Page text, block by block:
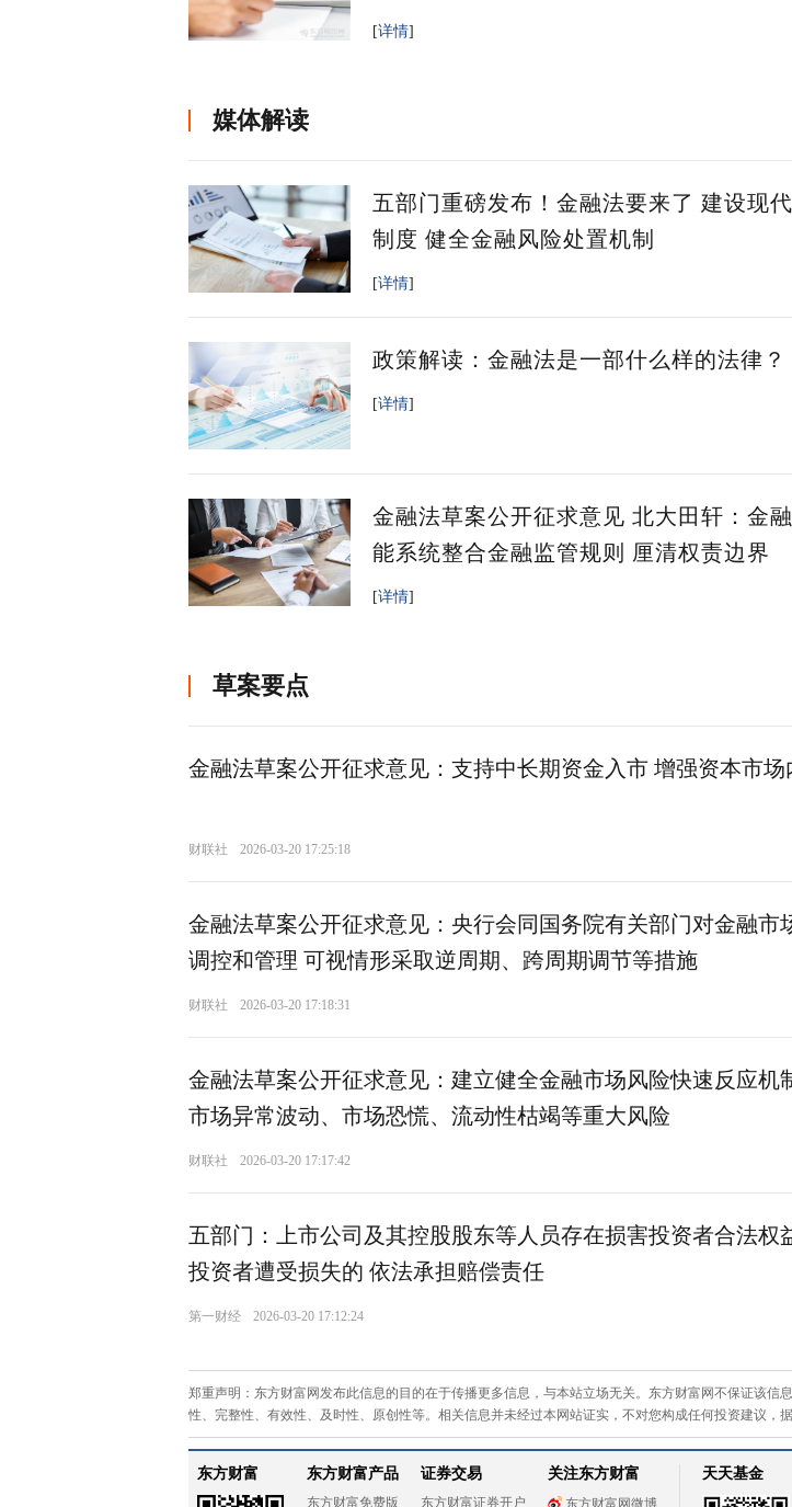
[详情]
媒体解读
五部门重磅发布！金融法要来了 建设现
制度 健全金融风险处置机制
[详情]
政策解读：金融法是一部什么样的法律？
[详情]
金融法草案公开征求意见 北大田轩：金
能系统整合金融监管规则 厘清权责边界
[详情]
草案要点
金融法草案公开征求意见：支持中长期资金入市 增强资本市场
财联社 2026-03-20 17:25:18
金融法草案公开征求意见：央行会同国务院有关部门对金融市
调控和管理 可视情形采取逆周期、跨周期调节等措施
财联社 2026-03-20 17:18:31
金融法草案公开征求意见：建立健全金融市场风险快速反应机
市场异常波动、市场恐慌、流动性枯竭等重大风险
财联社 2026-03-20 17:17:42
五部门：上市公司及其控股股东等人员存在损害投资者合法权
投资者遭受损失的 依法承担赔偿责任
第一财经 2026-03-20 17:12:24
郑重声明：东方财富网发布此信息的目的在于传播更多信息，与本站立场无关。东方财富网不保证该
性、完整性、有效性、及时性、原创性等。相关信息并未经过本网站证实，不对您构成任何投资建议，据